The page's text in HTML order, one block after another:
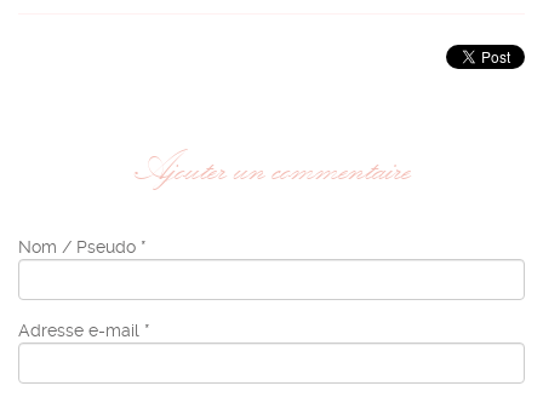
Ajouter un commentaire
Nom / Pseudo *
Adresse e-mail *